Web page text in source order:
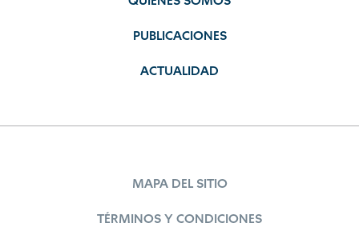
PUBLICACIONES
ACTUALIDAD
MAPA DEL SITIO
TÉRMINOS Y CONDICIONES